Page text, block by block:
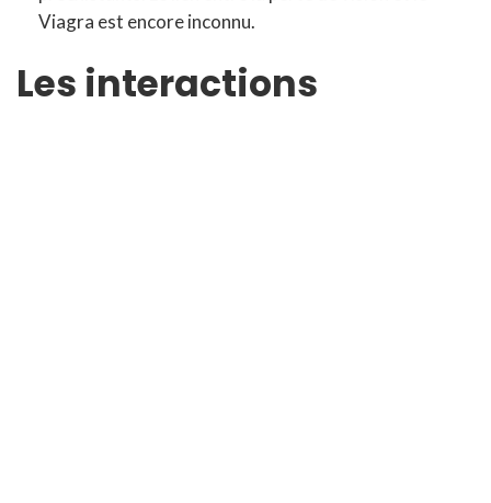
Viagra est encore inconnu.
Les interactions